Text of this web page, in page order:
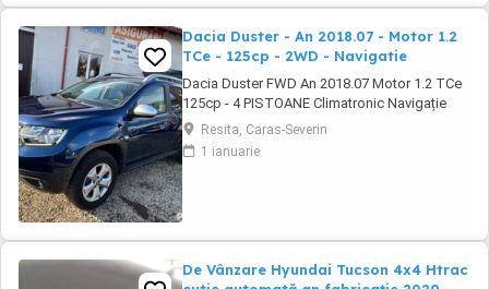
Dacia Duster - An 2018.07 - Motor 1.2
TCe - 125cp - 2WD - Navigatie
Dacia Duster FWD An 2018.07 Motor 1.2 TCe
125cp - 4 PISTOANE Climatronic Navigație
Camera marșarier Geamuri și oglinzi electrice
Senzori Ploaie Lumină Parcare Cauciucuri vară
iarna Jante aliaj 16' Revizie efectuată ( Ulei
Resita, Caras-Severin
1 ianuarie
De Vânzare Hyundai Tucson 4x4 Htrac